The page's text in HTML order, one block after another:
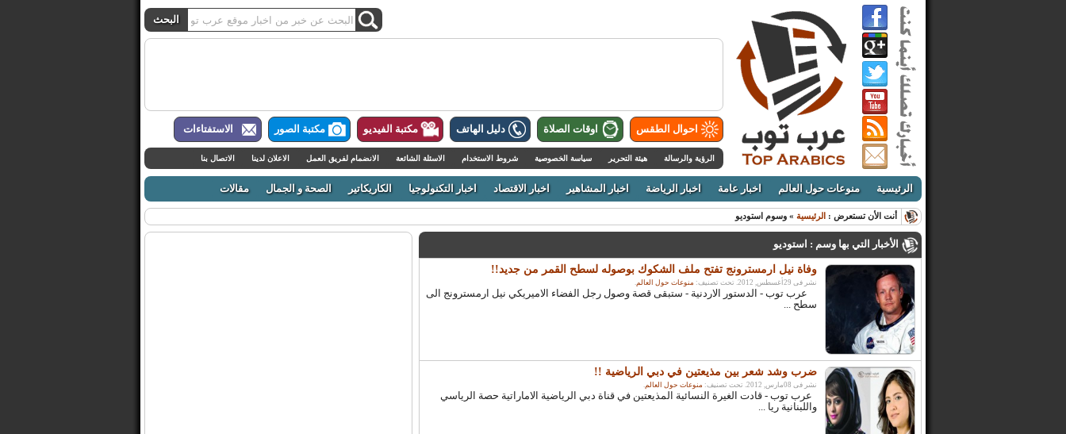
احوال الطقس اوقات الصلاة دليل الهاتف مكتبة الفيديو مكتبة الصور الاستفتاءات
الرؤية والرسالة هيئة التحرير سياسة الخصوصية شروط الاستخدام الاسئلة الشائعة الانضمام لفريق العمل الاعلان لدينا الاتصال بنا
الرئيسية منوعات حول العالم اخبار عامة اخبار الرياضة اخبار المشاهير اخبار الاقتصاد اخبار التكنولوجيا الكاريكاتير الصحة و الجمال مقالات
أنت الأن تستعرض : الرئيسية » وسوم استوديو
الأخبار التي بها وسم : استوديو
وفاة نيل ارمسترونج تفتح ملف الشكوك بوصوله لسطح القمر من جديد!!
نشر فى 29أغسطس, 2012. تحت تصنيف: منوعات حول العالم.
عرب توب - الدستور الاردنية - ستبقى قصة وصول رجل الفضاء الاميريكي نيل ارمسترونج الى
سطح ...
ضرب وشد شعر بين مذيعتين في دبي الرياضية !!
نشر فى 08مارس, 2012. تحت تصنيف: منوعات حول العالم.
عرب توب - قادت الغيرة النسائية المذيعتين في قناة دبي الرياضية الاماراتية حصة الرياسي
واللبنانية ريا ...